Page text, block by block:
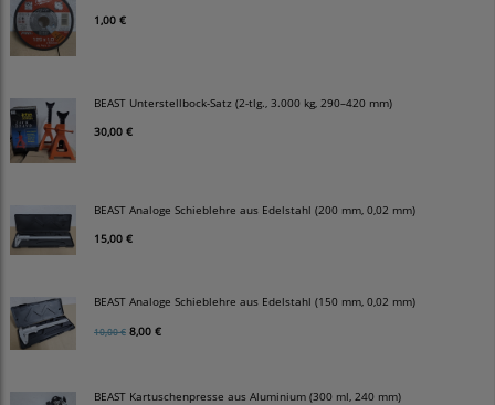
1,00 €
BEAST Unterstellbock-Satz (2-tlg., 3.000 kg, 290–420 mm)
30,00 €
BEAST Analoge Schieblehre aus Edelstahl (200 mm, 0,02 mm)
15,00 €
BEAST Analoge Schieblehre aus Edelstahl (150 mm, 0,02 mm)
10,00 € 8,00 €
BEAST Kartuschenpresse aus Aluminium (300 ml, 240 mm)